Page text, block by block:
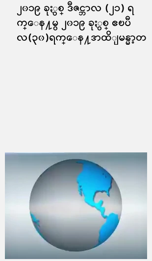
၂၀၁၉ ခုႏွစ္ ဒီဇင္ဘာလ (၂၁) ရ
က္ေန႔မွ ၂၀၁၉ ခုႏွစ္ ဧၿပီ
လ(၃၀)ရက္ေန႔အထိျမန္မာ့တ